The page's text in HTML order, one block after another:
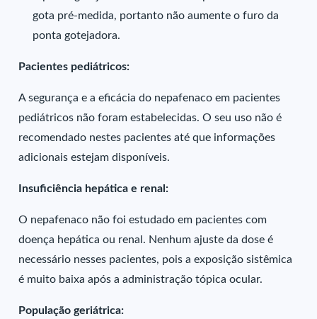
gota pré-medida, portanto não aumente o furo da
ponta gotejadora.
Pacientes pediátricos:
A segurança e a eficácia do nepafenaco em pacientes
pediátricos não foram estabelecidas. O seu uso não é
recomendado nestes pacientes até que informações
adicionais estejam disponíveis.
Insuficiência hepática e renal:
O nepafenaco não foi estudado em pacientes com
doença hepática ou renal. Nenhum ajuste da dose é
necessário nesses pacientes, pois a exposição sistêmica
é muito baixa após a administração tópica ocular.
População geriátrica: